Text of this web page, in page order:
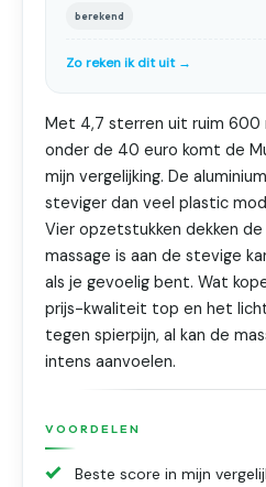
berekend
Zo reken ik dit uit →
Met 4,7 sterren uit ruim 600
onder de 40 euro komt de
mijn vergelijking. De
steviger dan veel plastic
Vier opzetstukken dekken
massage is aan de stevige
als je gevoelig bent. Wat
prijs-kwaliteit top en het
tegen spierpijn, al kan de
intens aanvoelen.
VOORDELEN
Beste score in mijn